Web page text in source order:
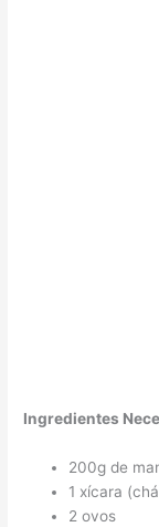
Ingredientes
200g de
1 xícara
2 ovos